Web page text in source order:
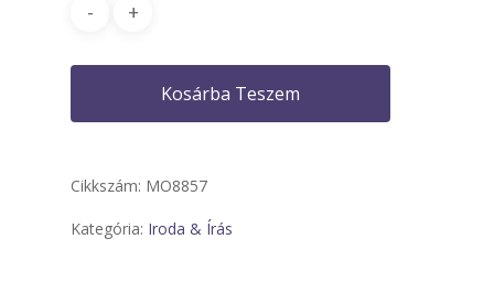
Kosárba Teszem
Cikkszám: MO8857
Kategória: Iroda & Írás